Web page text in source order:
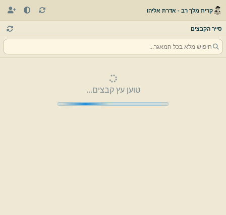
קרית מלך רב - אדרת אליהו
סייר הקבצים
טוען עץ קבצים...